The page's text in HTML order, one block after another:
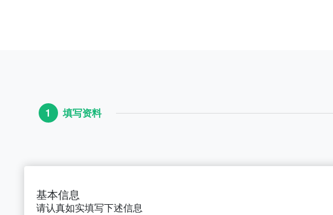
1 填写资料
基本信息
请认真如实填写下述信息